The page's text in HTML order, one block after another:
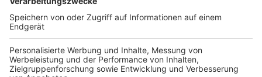
TOP-VEREINE